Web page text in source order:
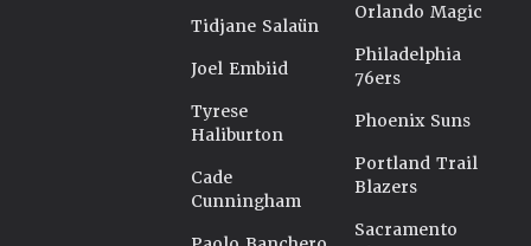
Tidjane Salaün
Joel Embiid
Tyrese
Haliburton
Cade
Cunningham
Orlando Magic
Philadelphia
76ers
Phoenix Suns
Portland Trail
Blazers
Sacramento